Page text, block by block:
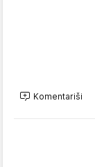
Komentariši